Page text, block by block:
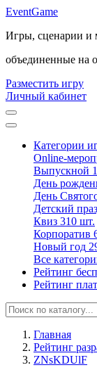
EventGame
Игры, сценарии и
объединенные на
Разместить игру
Личный кабинет
Категории
Online-
Выпускной
День
День
Детский
Квиз 310 шт.
Корпоратив
Новый год
Все
Рейтинг
Рейтинг
Главная
Рейтинг
ZNsKDUlF